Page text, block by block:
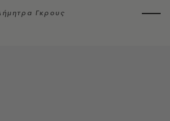
Γκρους